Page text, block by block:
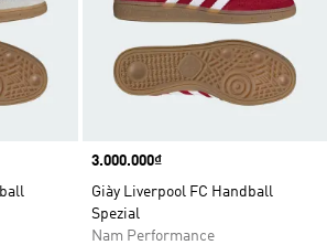
Price
3.000.000₫
Giày Liverpool FC Handball
Spezial
Nam Performance